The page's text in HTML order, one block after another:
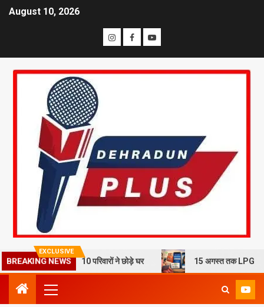
August 10, 2026
EXCLUSIVE
BREAKING NEWS
से दहशत, 10 परिवारों ने छोड़े घर 15 अगस्त तक LPG कनेक्शन की